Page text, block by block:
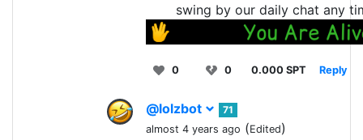
swing by our daily chat any
0 0 0.000 SPT Reply
@lolzbot
71
almost 4 years ago (Edited)